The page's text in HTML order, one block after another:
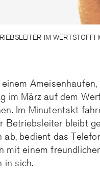
IM
im März auf dem
Im Minutentakt
Betriebsleiter bleibt
ab, bedient das
mit einem
in sich.